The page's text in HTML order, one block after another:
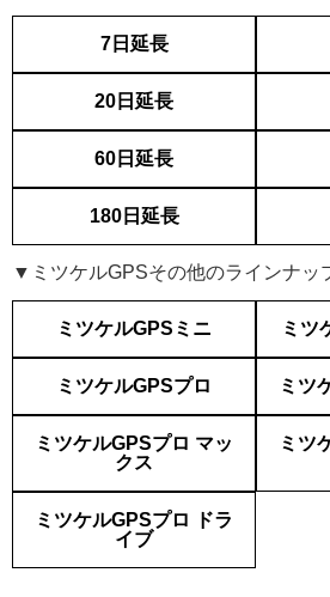
7日延長
20日延長
60日延長
180日延長
▼ミツケルGPSその他のラインナッ
ミツケルGPSミニ ミツ
ミツケルGPSプロ ミツ
ミツケルGPSプロ マッ
クス
ミツ
ミツケルGPSプロ ドラ
イブ